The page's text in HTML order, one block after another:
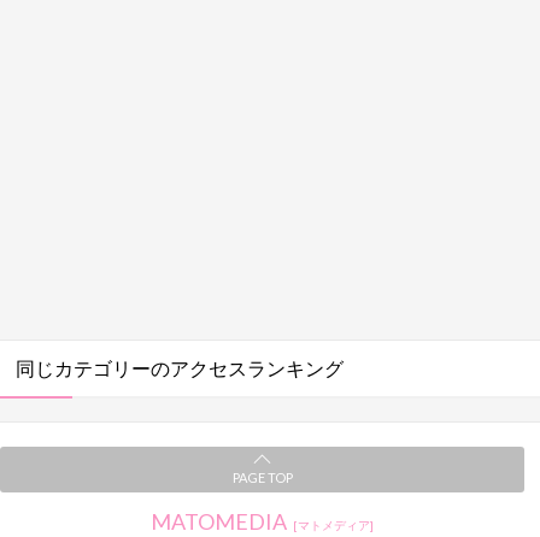
同じカテゴリーのアクセスランキング
PAGE TOP
MATOMEDIA [マトメディア]